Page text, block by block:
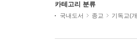
카테고리 분류
국내도서 종교 기독교(